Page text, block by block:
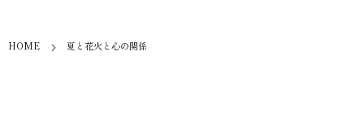
HOME 夏と花火と心の関係